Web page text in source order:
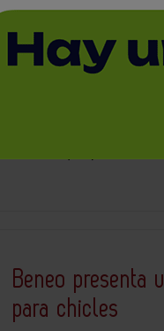
Packaging Alimentarios
que puede
Beneo presenta
para chicles